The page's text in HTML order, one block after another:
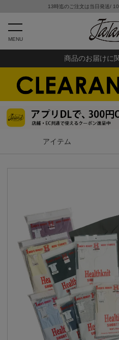
13時迄のご注文は当日発送/
MENU
商品のお届けに
アイテム